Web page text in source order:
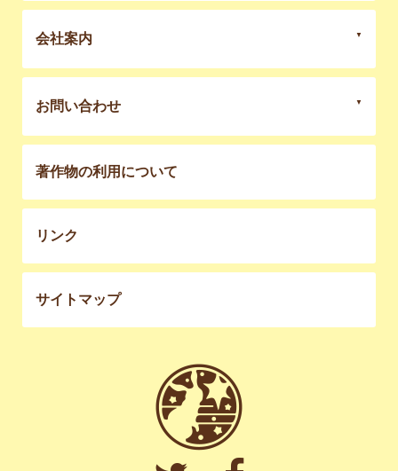
会社案内
お問い合わせ
著作物の利用について
リンク
サイトマップ